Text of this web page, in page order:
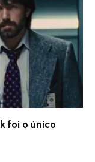
foi o único